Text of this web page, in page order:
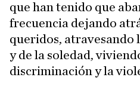
que han tenido que
frecuencia dejando
queridos, atravesando
y de la soledad,
discriminación y la